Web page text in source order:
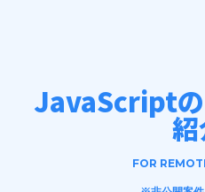
JavaScript
FOR